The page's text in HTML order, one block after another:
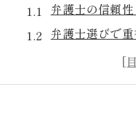
弁護士の信頼
弁護士選びで
フォーカスク
弁護士の比較